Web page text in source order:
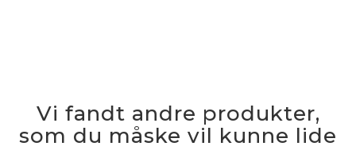
Vi fandt andre produkter,
som du måske vil kunne lide